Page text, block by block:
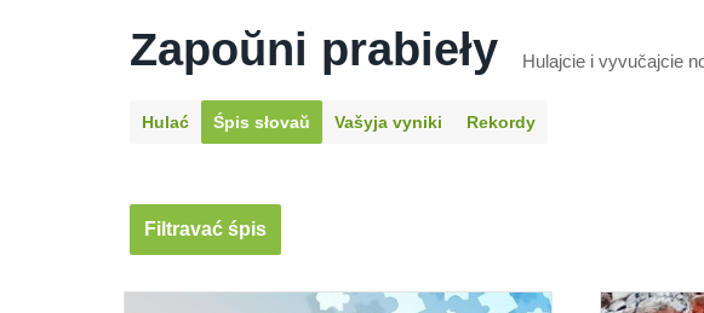
Zapoŭni prabieły Hulajcie i vyvučajcie
Hulać Śpis słovaŭ Vašyja vyniki Rekordy
Filtravać śpis